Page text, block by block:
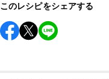
このレシピをシェアする